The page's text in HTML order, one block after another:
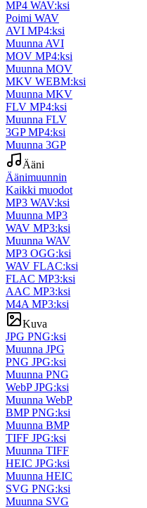
MP4 WAV:ksi
Poimi WAV
AVI MP4:ksi
Muunna AVI
MOV MP4:ksi
Muunna MOV
MKV WEBM:ksi
Muunna MKV
FLV MP4:ksi
Muunna FLV
3GP MP4:ksi
Muunna 3GP
Ääni
Äänimuunnin
Kaikki muodot
MP3 WAV:ksi
Muunna MP3
WAV MP3:ksi
Muunna WAV
MP3 OGG:ksi
WAV FLAC:ksi
FLAC MP3:ksi
AAC MP3:ksi
M4A MP3:ksi
Kuva
JPG PNG:ksi
Muunna JPG
PNG JPG:ksi
Muunna PNG
WebP JPG:ksi
Muunna WebP
BMP PNG:ksi
Muunna BMP
TIFF JPG:ksi
Muunna TIFF
HEIC JPG:ksi
Muunna HEIC
SVG PNG:ksi
Muunna SVG